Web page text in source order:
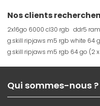
Nos clients
2x16go 6000 cl30 rgb ddr5
g.skill ripjaws m5 rgb white 64
g.skill ripjaws m5 rgb 64 go (2
Qui sommes-nous ?